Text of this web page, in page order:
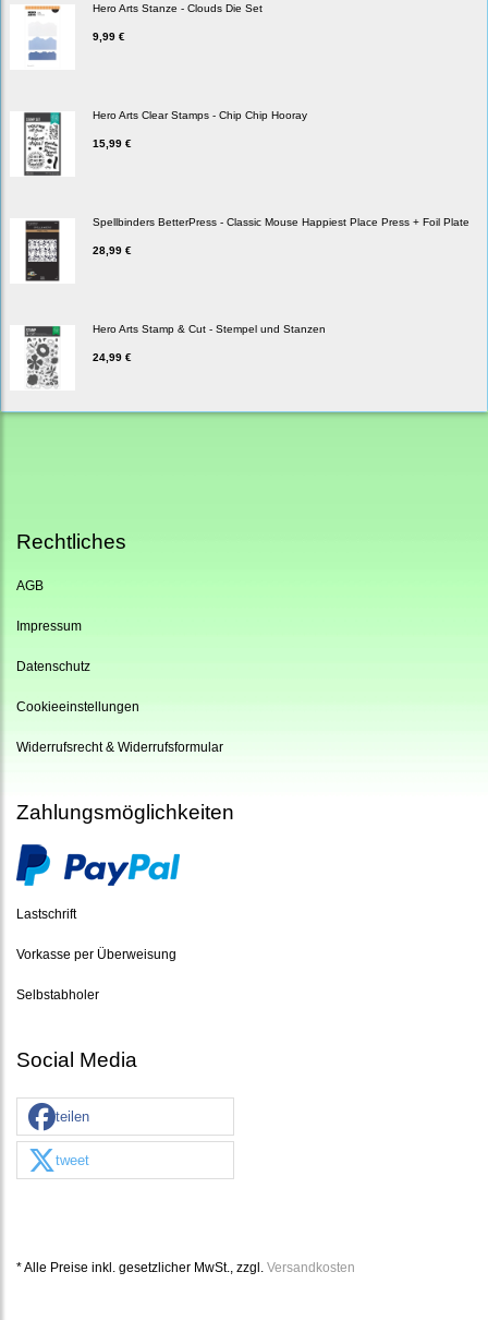
Hero Arts Stanze - Clouds Die Set
9,99 €
Hero Arts Clear Stamps - Chip Chip Hooray
15,99 €
Spellbinders BetterPress - Classic Mouse Happiest Place Press + Foil Plate
28,99 €
Hero Arts Stamp & Cut - Stempel und Stanzen
24,99 €
Rechtliches
AGB
Impressum
Datenschutz
Cookieeinstellungen
Widerrufsrecht & Widerrufsformular
Zahlungsmöglichkeiten
Lastschrift
Vorkasse per Überweisung
Selbstabholer
Social Media
teilen
tweet
* Alle Preise inkl. gesetzlicher MwSt., zzgl. Versandkosten